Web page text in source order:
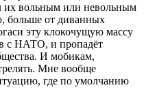
их вольным или невольным
больше от диванных
эту клокочущую массу
с НАТО, и пропадёт
И мобикам,
Мне вообще
где по умолчанию